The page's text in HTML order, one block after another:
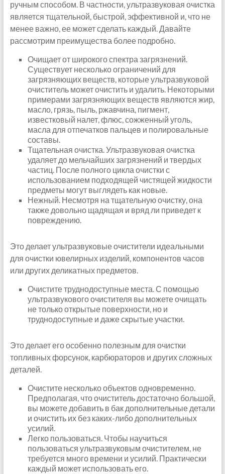
ручным способом. В частности, ультразвуковая очистка
является тщательной, быстрой, эффективной и, что не
менее важно, ее может сделать каждый. Давайте
рассмотрим преимущества более подробно.
Очищает от широкого спектра загрязнений.
Существует несколько ограничений для
загрязняющих веществ, которые ультразвуковой
очиститель может очистить и удалить. Некоторыми
примерами загрязняющих веществ являются жир,
масло, грязь, пыль, ржавчина, пигмент,
известковый налет, флюс, сожженный уголь,
масла для отпечатков пальцев и полировальные
составы.
Тщательная очистка. Ультразвуковая очистка
удаляет до мельчайших загрязнений и твердых
частиц. После полного цикла очистки с
использованием подходящей чистящей жидкости
предметы могут выглядеть как новые.
Нежный. Несмотря на тщательную очистку, она
также довольно щадящая и вряд ли приведет к
повреждению.
Это делает ультразвуковые очистители идеальными
для очистки ювелирных изделий, компонентов часов
или других деликатных предметов.
Очистите труднодоступные места. С помощью
ультразвукового очистителя вы можете очищать
не только открытые поверхности, но и
труднодоступные и даже скрытые участки.
Это делает его особенно полезным для очистки
топливных форсунок, карбюраторов и других сложных
деталей.
Очистите несколько объектов одновременно.
Предполагая, что очиститель достаточно большой,
вы можете добавить в бак дополнительные детали
и очистить их без каких-либо дополнительных
усилий.
Легко пользоваться. Чтобы научиться
пользоваться ультразвуковым очистителем, не
требуется много времени и усилий. Практически
каждый может использовать его.